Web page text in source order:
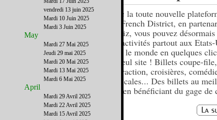
Avec la toute nouvelle
par French District, en
Ceetiz, vous pouvez
vos activités partout aux
dans le monde en quelques
un seul site ! Billets coupe-
d'attraction, croisières,
musicales... Des billets au
tout en bénéficiant du gage de
vendredi 13 juin 2025
Mardi 10 Juin 2025
Mardi 3 Juin 2025
May
Mardi 27 Mai 2025
Jeudi 29 mai 2025
Mardi 20 Mai 2025
Mardi 13 Mai 2025
Mardi 6 Mai 2025
April
Mardi 29 Avril 2025
Mardi 22 Avril 2025
Mardi 15 Avril 2025